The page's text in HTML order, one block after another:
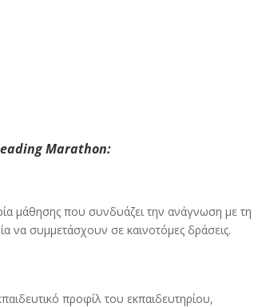
Marathon:
μάθησης που συνδυάζει την ανάγνωση με τη
να συμμετάσχουν σε καινοτόμες δράσεις.
προφίλ του εκπαιδευτηρίου,